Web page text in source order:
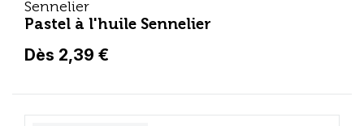
Sennelier
Pastel à l'huile Sennelier
Dès 2,39 €